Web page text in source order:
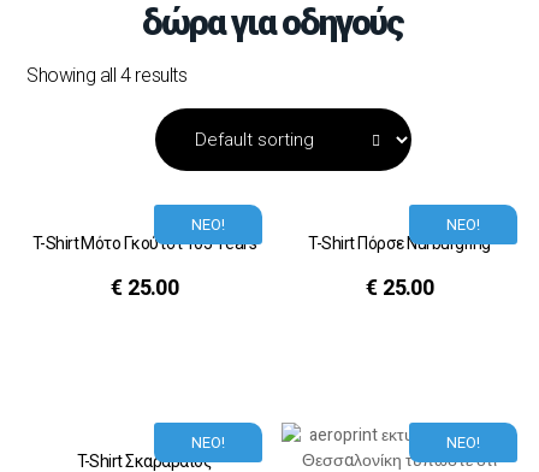
δώρα για οδηγούς
Showing all 4 results
ΝΕΟ!
T-Shirt Μότο Γκούτσι 105 Years
€ 25.00
ΝΕΟ!
T-Shirt Πόρσε Nurburgring
€ 25.00
ΝΕΟ!
T-Shirt Σκαραβαίος
ΝΕΟ!